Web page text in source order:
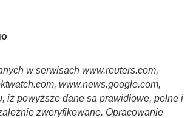
w serwisach www.reuters.com,
www.news.google.com,
iż powyższe dane są prawidłowe, pełne i
zweryfikowane. Opracowanie